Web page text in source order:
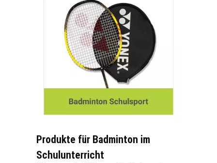
Produkte für Badminton im
Schulunterricht